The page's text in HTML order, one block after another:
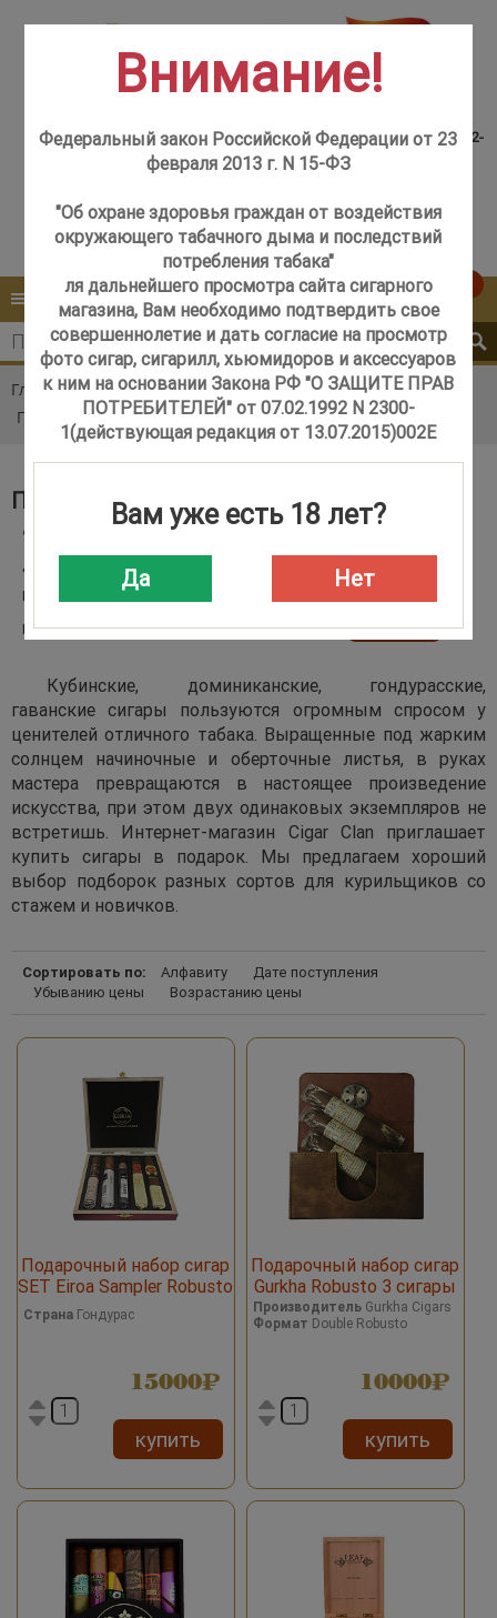
Контакты Обратный звонок
Розничный магазин
м. Добрынинская,
+7 (499) 237-12-56
самовывоз со склада +7(925)502-
51-83
КАТАЛОГ МЕНЮ
Главная Каталог
Сигары в подарок
Подарочные наборы сигар
ПОДАРОЧНЫЕ НАБОРЫ СИГАР
Фильтры Страна
Длина (мм.)
Диаметр (мм.)
Кол-во в коробке
Подарочная упаковка
Кол-во форсунок пламени
Цвет Крепость сбросить
Кубинские, доминиканские, гондурасские,
гаванские сигары пользуются огромным спросом у
ценителей отличного табака. Выращенные под жарким
солнцем начиночные и оберточные листья, в руках
мастера превращаются в настоящее произведение
искусства, при этом двух одинаковых экземпляров не
встретишь. Интернет-магазин Cigar Clan приглашает
купить сигары в подарок. Мы предлагаем хороший
выбор подборок разных сортов для курильщиков со
стажем и новичков.
Сортировать по: Алфавиту
Дате поступления
Убыванию цены
Возрастанию цены
Подарочный набор сигар
SET Eiroa Sampler Robusto
5 Cigars
Страна Гондурас
15000
купить
Подарочный набор сигар
Gurkha Robusto 3 сигары
ПроизводительGurkha Cigars
Формат Double Robusto
10000
купить
Внимание!
Федеральный закон Российской Федерации от 23
февраля 2013 г. N 15-ФЗ
"Об охране здоровья граждан от воздействия
окружающего табачного дыма и последствий
потребления табака"
ля дальнейшего просмотра сайта сигарного
магазина, Вам необходимо подтвердить свое
совершеннолетие и дать согласие на просмотр
фото сигар, сигарилл, хьюмидоров и аксессуаров
к ним на основании Закона РФ "О ЗАЩИТЕ ПРАВ
ПОТРЕБИТЕЛЕЙ" от 07.02.1992 N 2300-
1(действующая редакция от 13.07.2015)002E
Вам уже есть 18 лет?
Да Нет